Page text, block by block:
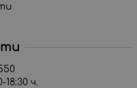
18:30 ч.